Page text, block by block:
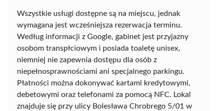
Wszystkie usługi dostępne są na miejscu, jednak
wymagana jest wcześniejsza rezerwacja terminu.
Według informacji z Google, gabinet jest przyjazny
osobom transpłciowym i posiada toaletę unisex,
niemniej nie zapewnia dostępu dla osób z
niepełnosprawnościami ani specjalnego parkingu.
Płatności można dokonywać kartami kredytowymi,
debetowymi oraz telefonami za pomocą NFC. Lokal
znajduje się przy ulicy Bolesława Chrobrego 5/01 w